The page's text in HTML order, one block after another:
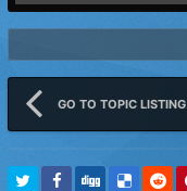
GO TO TOPIC LISTING